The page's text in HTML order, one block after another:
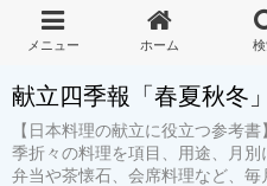
献立四季報「春夏秋冬
【日本料理の献立に役立つ参考
季折々の料理を項目、用途、月
弁当や茶懐石、会席料理など、